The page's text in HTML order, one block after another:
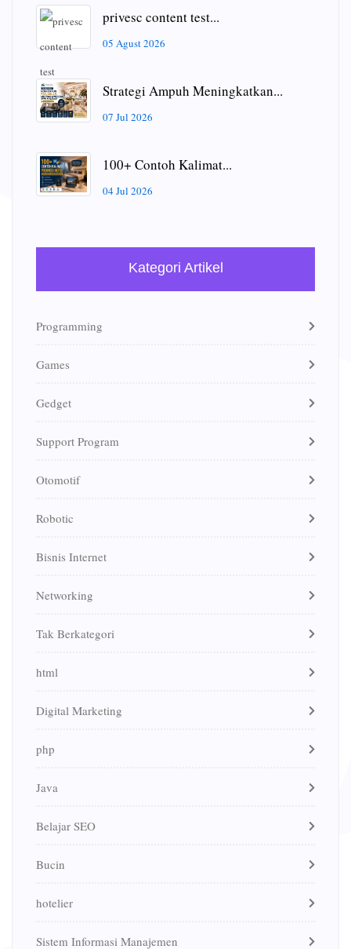
privesc content test...
05 Agust 2026
Strategi Ampuh Meningkatkan...
07 Jul 2026
100+ Contoh Kalimat...
04 Jul 2026
Kategori Artikel
Programming
Games
Gedget
Support Program
Otomotif
Robotic
Bisnis Internet
Networking
Tak Berkategori
html
Digital Marketing
php
Java
Belajar SEO
Bucin
hotelier
Sistem Informasi Manajemen